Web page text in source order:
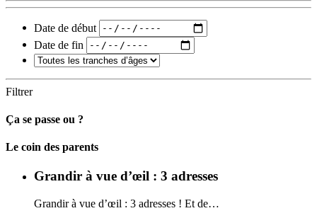
Date de début
Date de fin
Filtrer
Ça se passe ou ?
Carto
Le coin des parents
Grandir à vue d’œil : 3 adresses
Grandir à vue d’œil : 3 adresses ! Et de…